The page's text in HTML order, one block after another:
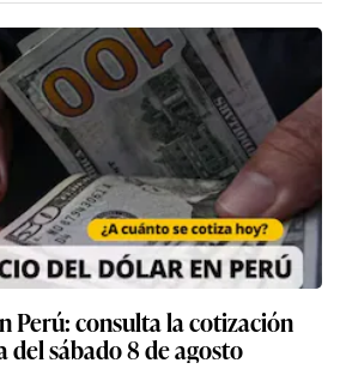
Perú: consulta la cotización
del sábado 8 de agosto